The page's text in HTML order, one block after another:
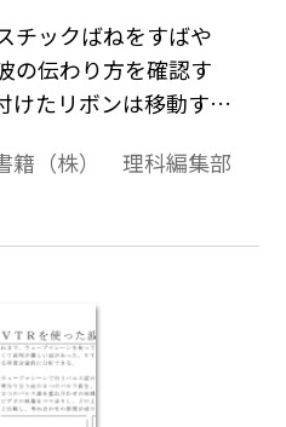
チックばねをすばや
の伝わり方を確認す
けたリボンは移動する
籍（株） 理科編集部